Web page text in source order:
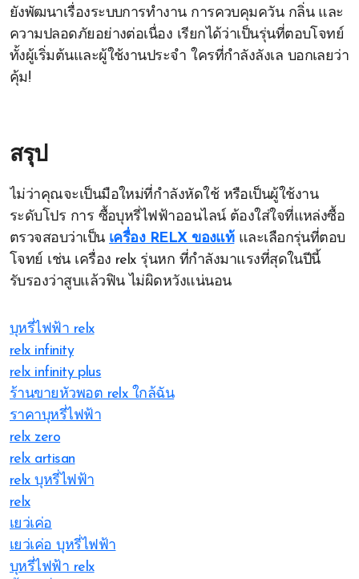
ยังพัฒนาเรื่องระบบการทำงาน การควบคุมควัน กลิ่น และ
ความปลอดภัยอย่างต่อเนื่อง เรียกได้ว่าเป็นรุ่นที่ตอบโจทย์
ทั้งผู้เริ่มต้นและผู้ใช้งานประจำ ใครที่กำลังลังเล บอกเลยว่า
คุ้ม!
สรุป
ไม่ว่าคุณจะเป็นมือใหม่ที่กำลังหัดใช้ หรือเป็นผู้ใช้งาน
ระดับโปร การ ซื้อบุหรี่ไฟฟ้าออนไลน์ ต้องใส่ใจที่แหล่งซื้อ
ตรวจสอบว่าเป็น เครื่อง RELX ของแท้และเลือกรุ่นที่ตอบ
โจทย์ เช่น เครื่อง relx รุ่นหก ที่กำลังมาแรงที่สุดในปีนี้
รับรองว่าสูบแล้วฟิน ไม่ผิดหวังแน่นอน
บุหรี่ไฟฟ้า relx
relx infinity
relx infinity plus
ร้านขายหัวพอต relx ใกล้ฉัน
ราคาบุหรี่ไฟฟ้า
relx zero
relx artisan
relx บุหรี่ไฟฟ้า
relx
เยว่เค่อ
เยว่เค่อ บุหรี่ไฟฟ้า
บุหรี่ไฟฟ้า relx